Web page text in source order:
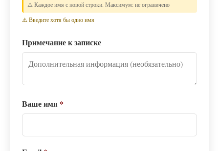
⚠️ Каждое имя с новой строки. Максимум: не ограничено
⚠️ Введите хотя бы одно имя
Примечание к записке
Ваше имя *